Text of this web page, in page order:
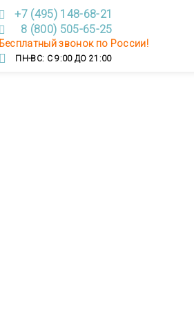
+7 (495) 148-68-21
8 (800) 505-65-25
Бесплатный звонок по России!
ПН-ВС: С 9:00 ДО 21:00